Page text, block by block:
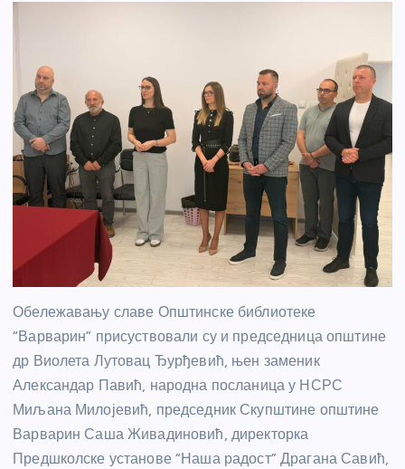
Обележавању славе Општинске библиотеке
“Варварин” присуствовали су и председница општине
др Виолета Лутовац Ђурђевић, њен заменик
Александар Павић, народна посланица у НСРС
Миљана Милојевић, председник Скупштине општине
Варварин Саша Живадиновић, директорка
Предшколске установе “Наша радост” Драгана Савић,